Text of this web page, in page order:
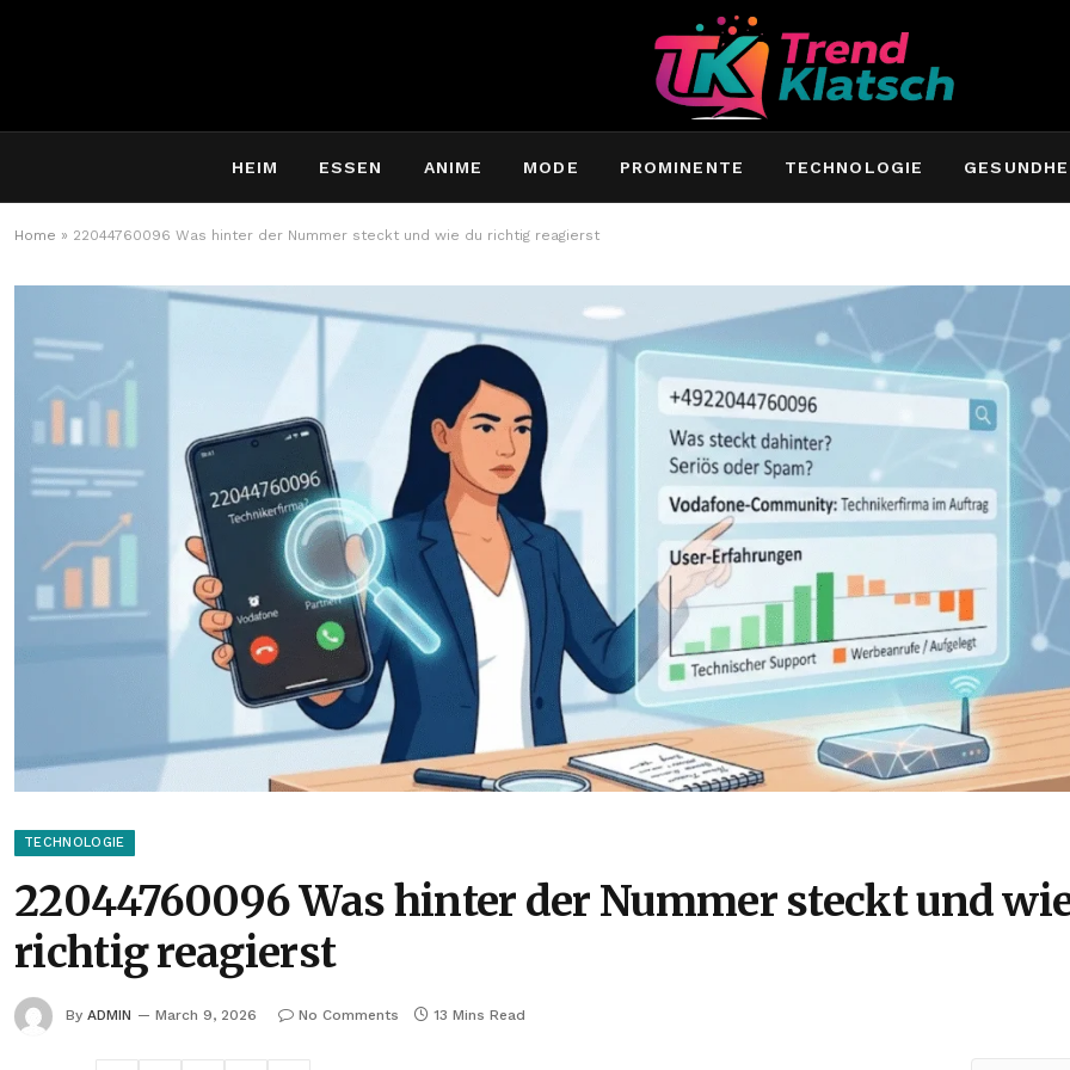
HEIM ESSEN ANIME MODE PROMINENTE TECHNOLOGIE
Home » 22044760096 Was hinter der Nummer steckt und wie du richtig reagierst
TECHNOLOGIE
22044760096 Was hinter der Nummer steckt und
richtig reagierst
By ADMIN March 9, 2026 No Comments 13 Mins Read